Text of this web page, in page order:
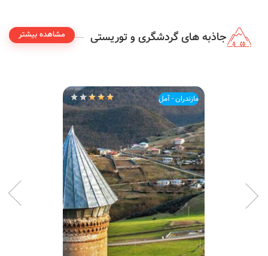
جاذبه های گردشگری و توریستی مشاهده بیشتر
مازندران - آمل